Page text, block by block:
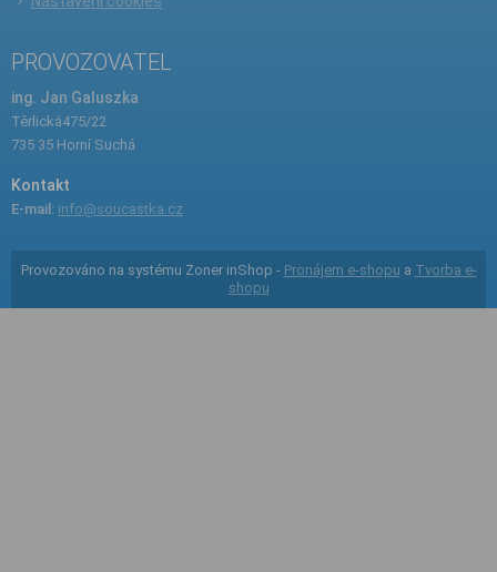
PROVOZOVATEL
ing. Jan Galuszka
Těrlická475/22
735 35 Horní Suchá
Kontakt
E-mail: info@soucastka.cz
Provozováno na systému Zoner inShop - Pronájem e-shopu a Tvorba e-
shopu